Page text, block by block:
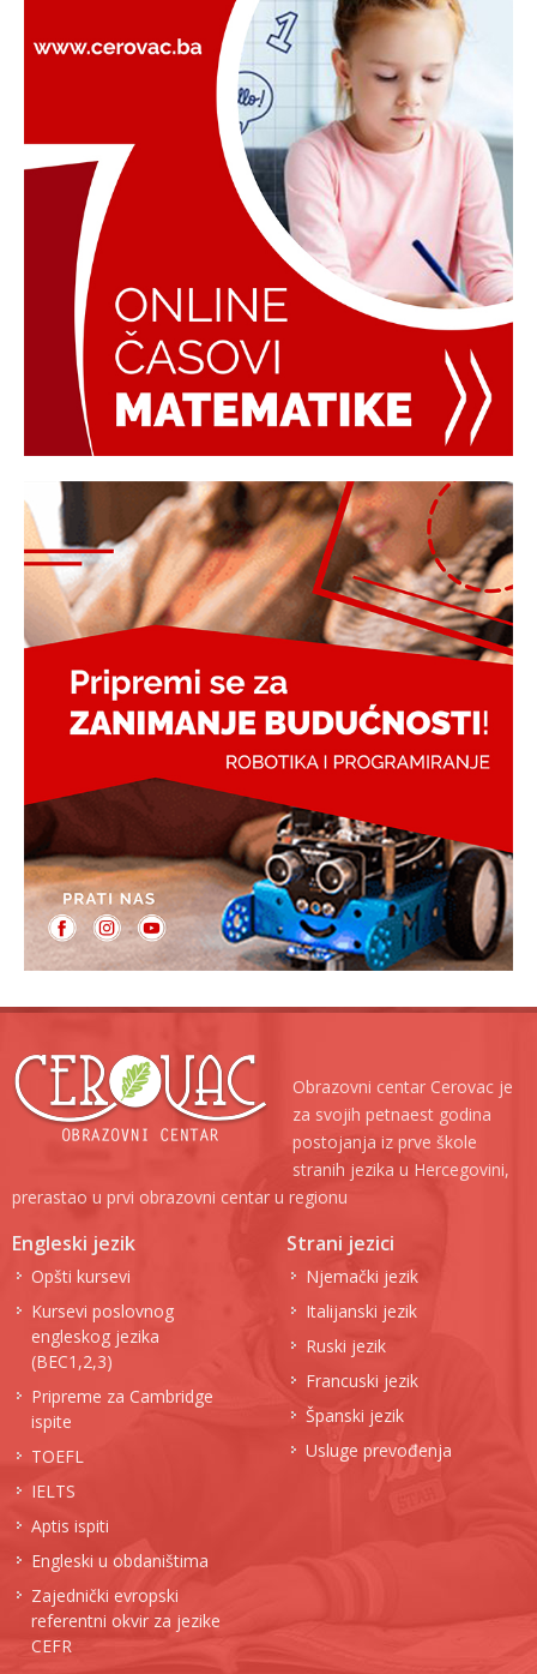
Obrazovni centar Cerovac je
za svojih petnaest godina
postojanja iz prve škole
stranih jezika u Hercegovini,
prerastao u prvi obrazovni centar u regionu
Engleski jezik
Opšti kursevi
Kursevi poslovnog
engleskog jezika
(BEC1,2,3)
Pripreme za Cambridge
ispite
TOEFL
IELTS
Aptis ispiti
Engleski u obdaništima
Zajednički evropski
referentni okvir za jezike
CEFR
Strani jezici
Njemački jezik
Italijanski jezik
Ruski jezik
Francuski jezik
Španski jezik
Usluge prevođenja